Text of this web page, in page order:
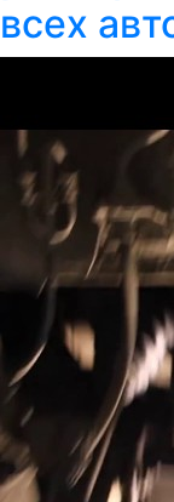
всех